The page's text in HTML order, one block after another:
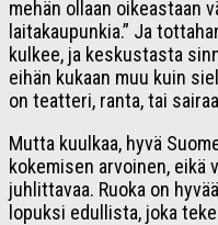
mehän ollaan oikeastaan
laitakaupunkia.” Ja
kulkee, ja keskustasta
eihän kukaan muu kuin
on teatteri, ranta, tai
Mutta kuulkaa, hyvä
kokemisen arvoinen, eikä
juhlittavaa. Ruoka on
lopuksi edullista, joka